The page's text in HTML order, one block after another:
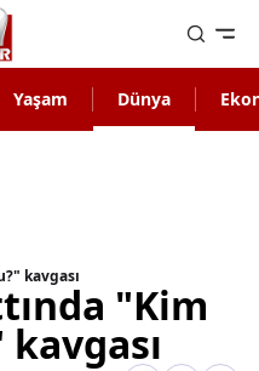
Yaşam Dünya
kavgası
"Kim